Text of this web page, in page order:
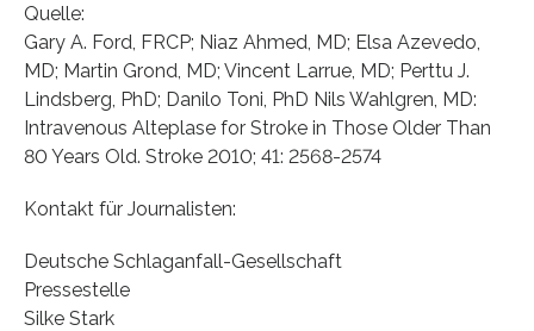
Quelle:
Gary A. Ford, FRCP; Niaz Ahmed, MD; Elsa Azevedo,
MD; Martin Grond, MD; Vincent Larrue, MD; Perttu J.
Lindsberg, PhD; Danilo Toni, PhD Nils Wahlgren, MD:
Intravenous Alteplase for Stroke in Those Older Than
80 Years Old. Stroke 2010; 41: 2568-2574
Kontakt für Journalisten:
Deutsche Schlaganfall-Gesellschaft
Pressestelle
Silke Stark